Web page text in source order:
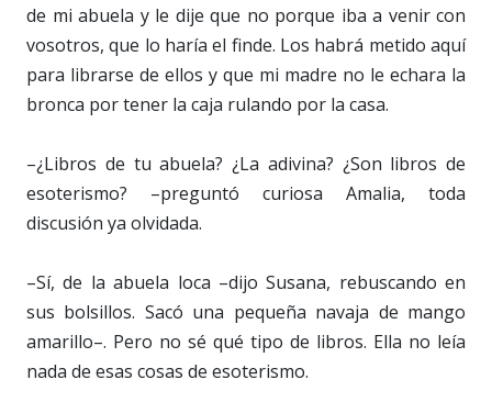
de mi abuela y le dije que no porque iba a venir con
vosotros, que lo haría el finde. Los habrá metido aquí
para librarse de ellos y que mi madre no le echara la
bronca por tener la caja rulando por la casa.
–¿Libros de tu abuela? ¿La adivina? ¿Son libros de
esoterismo? –preguntó curiosa Amalia, toda
discusión ya olvidada.
–Sí, de la abuela loca –dijo Susana, rebuscando en
sus bolsillos. Sacó una pequeña navaja de mango
amarillo–. Pero no sé qué tipo de libros. Ella no leía
nada de esas cosas de esoterismo.